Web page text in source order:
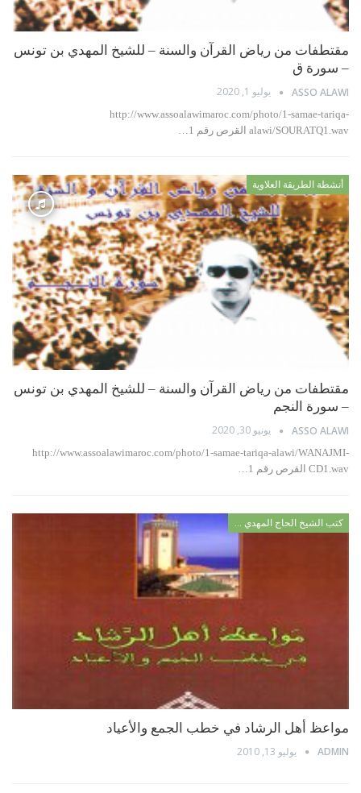
مقتطفات من رياض القرآن والسنة – للشيخ المهدي بن تونس
– سورة ق
ASSO ALAWI يوليو 1, 2020
http://www.assoalawimaroc.com/photo/1-samae-tariqa-
alawi/SOURATQ1.wav القرص رقم 1…
أنشطة الطريقة العلاوية
مقتطفات من رياض القرآن والسنة – للشيخ المهدي بن تونس
– سورة النجم
ASSO ALAWI يونيو 30, 2020
http://www.assoalawimaroc.com/photo/1-samae-tariqa-alawi/WANAJMI-
CD1.wav القرص رقم 1…
كتب الشيخ الحاج المهدي بن تونس
مواعظ أهل الرشاد في خطب الجمع والأعياد
ADMIN يوليو 13, 2010